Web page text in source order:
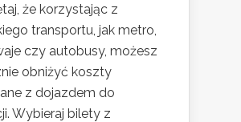
że korzystając z
transportu, jak metro,
czy autobusy, możesz
obniżyć koszty
z dojazdem do
Wybieraj bilety z